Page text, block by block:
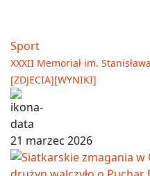
Sport
XXXII Memoriał im.
[ZDJECIA][WYNIKI]
21 marzec 2026